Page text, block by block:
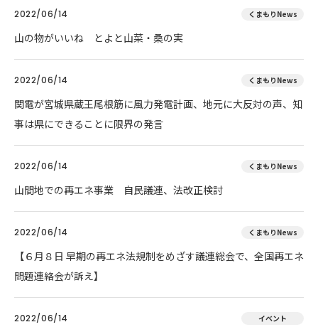
2022/06/14 くまもりNews
山の物がいいね とよと山菜・桑の実
2022/06/14 くまもりNews
関電が宮城県蔵王尾根筋に風力発電計画、地元に大反対の声、知
事は県にできることに限界の発言
2022/06/14 くまもりNews
山間地での再エネ事業 自民議連、法改正検討
2022/06/14 くまもりNews
【６月８日 早期の再エネ法規制をめざす議連総会で、全国再エネ
問題連絡会が訴え】
2022/06/14 イベント